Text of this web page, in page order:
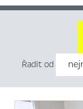
Řadit od